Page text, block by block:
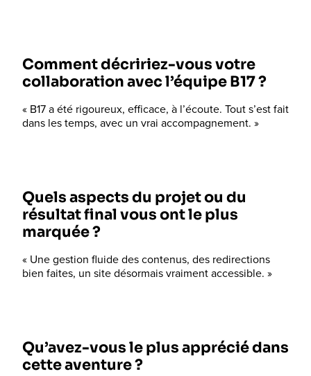
Comment décririez-vous votre
collaboration avec l’équipe B17 ?
« B17 a été rigoureux, efficace, à l’écoute. Tout s’est fait
dans les temps, avec un vrai accompagnement. »
Quels aspects du projet ou du
résultat final vous ont le plus
marquée ?
« Une gestion fluide des contenus, des redirections
bien faites, un site désormais vraiment accessible. »
Qu’avez-vous le plus apprécié dans
cette aventure ?